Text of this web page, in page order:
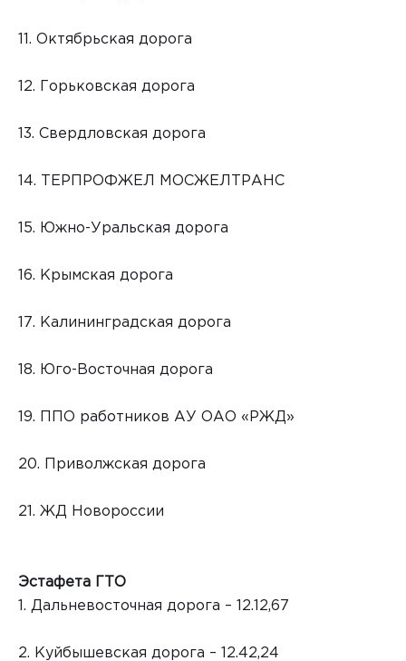
11. Октябрьская дорога
12. Горьковская дорога
13. Свердловская дорога
14. ТЕРПРОФЖЕЛ МОСЖЕЛТРАНС
15. Южно-Уральская дорога
16. Крымская дорога
17. Калининградская дорога
18. Юго-Восточная дорога
19. ППО работников АУ ОАО «РЖД»
20. Приволжская дорога
21. ЖД Новороссии
Эстафета ГТО
1. Дальневосточная дорога – 12.12,67
2. Куйбышевская дорога – 12.42,24